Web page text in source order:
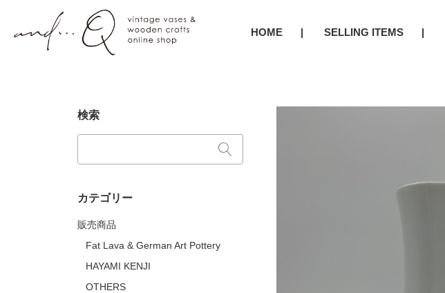
HOME SELLING ITEMS
検索
カテゴリー
販売商品
Fat Lava & German Art Pottery
HAYAMI KENJI
OTHERS